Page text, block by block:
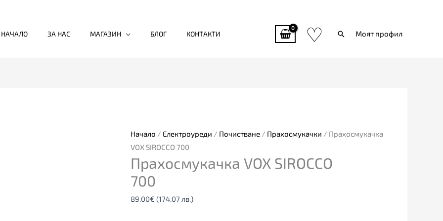
НАЧАЛО ЗА НАС МАГАЗИН БЛОГ КОНТАКТИ ♡ ТърсиМоят профил
Начало / Електроуреди / Почистване / Прахосмукачки / Прахосмукачка
VOX SIROCCO 700
Прахосмукачка VOX SIROCCO
700
89.00€ (174.07 лв.)